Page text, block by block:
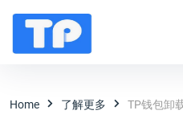
Home 了解更多 TP钱包卸